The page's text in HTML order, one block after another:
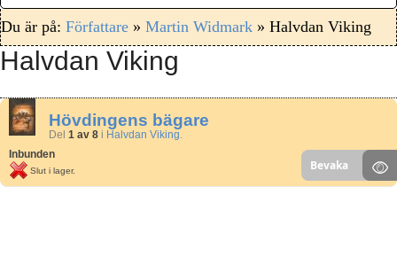
Du är på: Författare » Martin Widmark » Halvdan Viking
Halvdan Viking
Hövdingens bägare
Del 1 av 8 i Halvdan Viking.
Inbunden
Slut i lager. Bevaka